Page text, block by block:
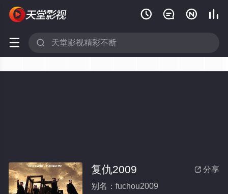
   
 
 分享
复仇2009
别名：fuchou2009